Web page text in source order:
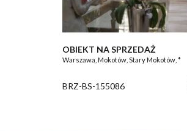
OBIEKT NA SPRZEDAŻ
Warszawa, Mokotów, Stary Mokotów, *
BRZ-BS-155086